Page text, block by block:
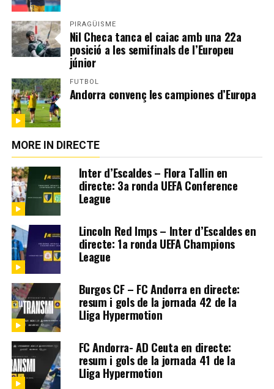
PIRAGÜISME
Nil Checa tanca el caiac amb una 22a
posició a les semifinals de l’Europeu
júnior
FUTBOL
Andorra convenç les campiones d’Europa
MORE IN DIRECTE
Inter d’Escaldes – Flora Tallin en
directe: 3a ronda UEFA Conference
League
Lincoln Red Imps – Inter d’Escaldes en
directe: 1a ronda UEFA Champions
League
Burgos CF – FC Andorra en directe:
resum i gols de la jornada 42 de la
Lliga Hypermotion
FC Andorra- AD Ceuta en directe:
resum i gols de la jornada 41 de la
Lliga Hypermotion